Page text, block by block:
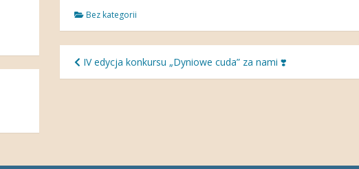
Bez kategorii
Nawigacja
wpisu
IV edycja konkursu „Dyniowe cuda” za nami ❣️